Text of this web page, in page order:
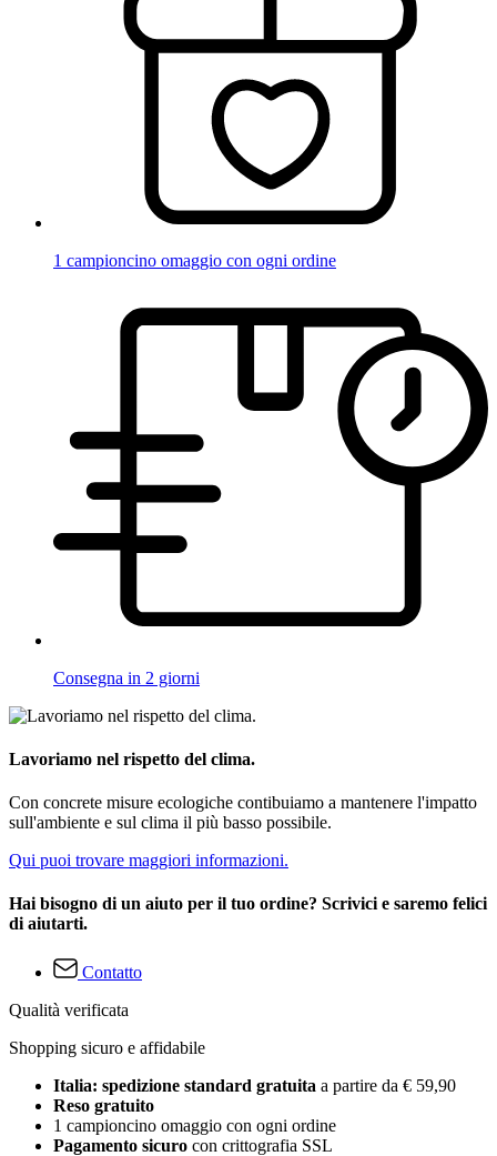
1 campioncino omaggio con ogni ordine
Consegna in 2 giorni
Lavoriamo nel rispetto del clima.
Con concrete misure ecologiche contibuiamo a mantenere l'impatto
sull'ambiente e sul clima il più basso possibile.
Qui puoi trovare maggiori informazioni.
Hai bisogno di un aiuto per il tuo ordine? Scrivici e saremo felici
di aiutarti.
Contatto
Qualità verificata
Shopping sicuro e affidabile
Italia: spedizione standard gratuita a partire da € 59,90
Reso gratuito
1 campioncino omaggio con ogni ordine
Pagamento sicuro con crittografia SSL